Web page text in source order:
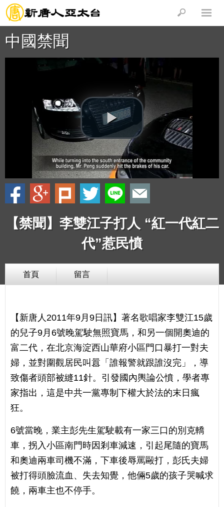
中國禁聞
【禁聞】李雙江子打人 “紅一代紅二
代”惹民憤
首頁 留言
【新唐人2011年9月9日訊】著名歌唱家李雙江15歲
的兒子9月6號晚駕駛無照寶馬，和另一個開奧迪的
富二代，在北京海淀西山華府小區門口暴打一對夫
婦，並對圍觀居民叫囂「誰報警就跟誰沒完」，導
致傷者頭部被縫11針。引發國內輿論公憤，學者專
家指出，這是中共一黨專制下權大於法的末日瘋
狂。
6號當晚，業主彭先生駕駛載有一家三口的別克轎
車，拐入小區南門時因剎車減速，引起尾隨的寶馬
和奧迪兩車司機不滿，下車後辱罵毆打，彭氏夫婦
被打得頭臉流血、失去知覺，他倆5歲的孩子哭喊求
饒，兩車主也不停手。